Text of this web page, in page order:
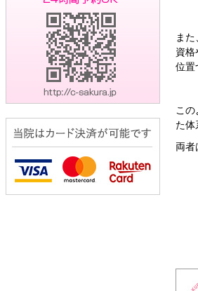
ま
資格
位置
この
た体
両者